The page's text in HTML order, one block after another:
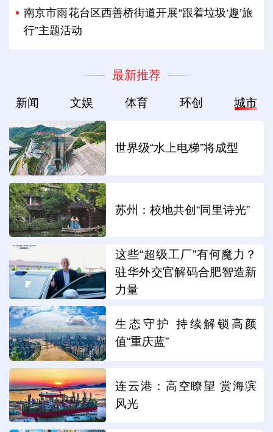
南京市雨花台区西善桥街道开展“跟着垃圾‘趣’旅
行”主题活动
最新推荐
新闻 文娱 体育 环创 城市
世界级“水上电梯”将成型
苏州：校地共创“同里诗光”
这些“超级工厂”有何魔力？
驻华外交官解码合肥智造新
力量
生态守护 持续解锁高颜
值“重庆蓝”
连云港：高空瞭望 赏海滨
风光